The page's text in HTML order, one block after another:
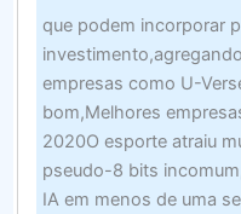
que podem incorporar
empresas como U-
bom,Melhores
2020O esporte atraiu
pseudo-8 bits
IA em menos de uma